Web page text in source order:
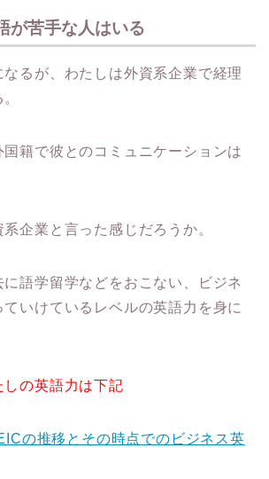
が苦手な人はいる
るが、わたしは外資系企業で経理
籍で彼とのコミュニケーションは
企業と言った感じだろうか。
語学留学などをおこない、ビジネ
いけているレベルの英語力を身に
の英語力は下記
の推移とその時点でのビジネス英